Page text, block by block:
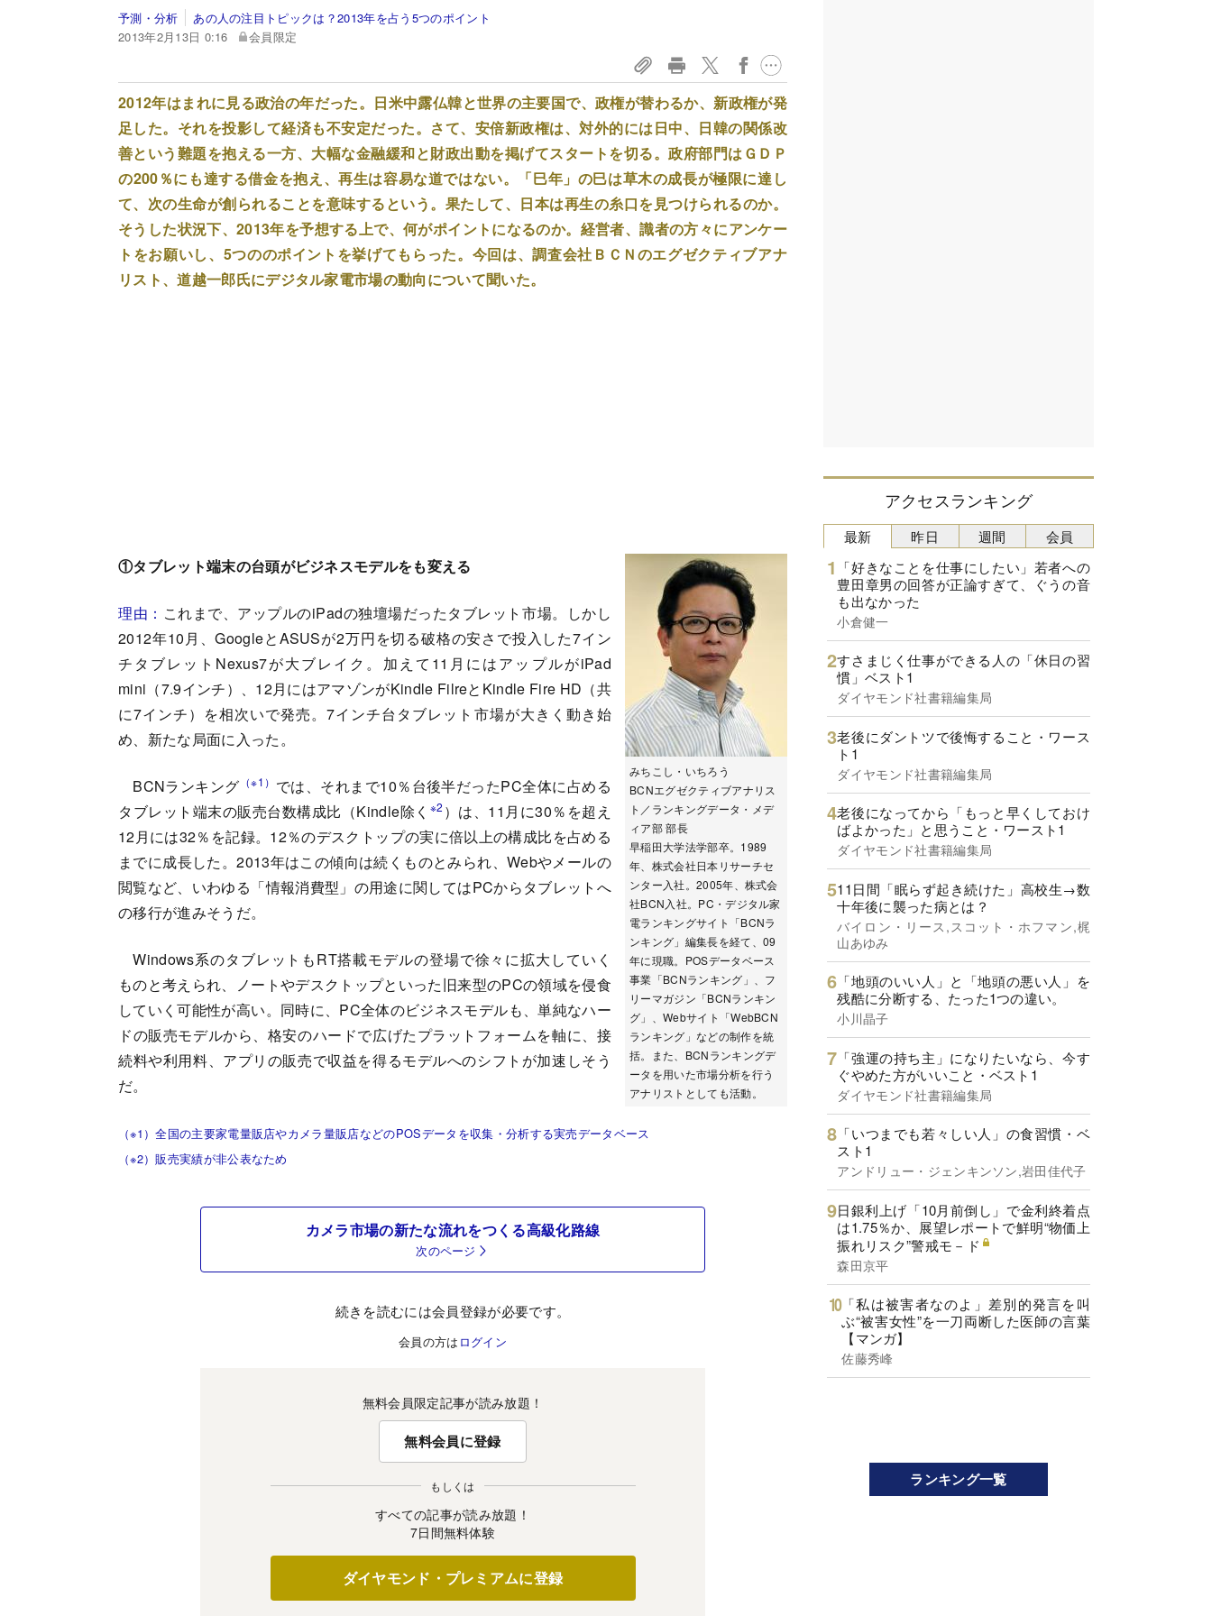
予測・分析
あの人の注目トピックは？2013年を占う5つのポイント
2013年2月13日 0:16
会員限定
2012年はまれに見る政治の年だった。日米中露仏韓と世界の主要国で、政権が替わるか、新政権が発
足した。それを投影して経済も不安定だった。さて、安倍新政権は、対外的には日中、日韓の関係改
善という難題を抱える一方、大幅な金融緩和と財政出動を掲げてスタートを切る。政府部門はＧＤＰ
の200％にも達する借金を抱え、再生は容易な道ではない。「巳年」の巳は草木の成長が極限に達し
て、次の生命が創られることを意味するという。果たして、日本は再生の糸口を見つけられるのか。
そうした状況下、2013年を予想する上で、何がポイントになるのか。経営者、識者の方々にアンケー
トをお願いし、5つののポイントを挙げてもらった。今回は、調査会社ＢＣＮのエグゼクティブアナ
リスト、道越一郎氏にデジタル家電市場の動向について聞いた。
みちこし・いちろう
BCNエグゼクティブアナリス
ト／ランキングデータ・メデ
ィア部 部長
早稲田大学法学部卒。1989
年、株式会社日本リサーチセ
ンター入社。2005年、株式会
社BCN入社。PC・デジタル家
電ランキングサイト「BCNラ
ンキング」編集長を経て、09
年に現職。POSデータベース
事業「BCNランキング」、フ
リーマガジン「BCNランキン
グ」、Webサイト「WebBCN
ランキング」などの制作を統
括。また、BCNランキングデ
ータを用いた市場分析を行う
アナリストとしても活動。
①タブレット端末の台頭がビジネスモデルをも変える
理由： これまで、アップルのiPadの独壇場だったタブレット市場。しかし
2012年10月、GoogleとASUSが2万円を切る破格の安さで投入した7イン
チタブレットNexus7が大ブレイク。加えて11月にはアップルがiPad
mini（7.9インチ）、12月にはアマゾンがKindle FilreとKindle Fire HD（共
に7インチ）を相次いで発売。7インチ台タブレット市場が大きく動き始
め、新たな局面に入った。
BCNランキング （※1） では、それまで10％台後半だったPC全体に占める
タブレット端末の販売台数構成比（Kindle除く ※2 ）は、11月に30％を超え
12月には32％を記録。12％のデスクトップの実に倍以上の構成比を占める
までに成長した。2013年はこの傾向は続くものとみられ、Webやメールの
閲覧など、いわゆる「情報消費型」の用途に関してはPCからタブレットへ
の移行が進みそうだ。
Windows系のタブレットもRT搭載モデルの登場で徐々に拡大していく
ものと考えられ、ノートやデスクトップといった旧来型のPCの領域を侵食
していく可能性が高い。同時に、PC全体のビジネスモデルも、単純なハー
ドの販売モデルから、格安のハードで広げたプラットフォームを軸に、接
続料や利用料、アプリの販売で収益を得るモデルへのシフトが加速しそう
だ。
（※1）全国の主要家電量販店やカメラ量販店などのPOSデータを収集・分析する実売データベース
（※2）販売実績が非公表なため
カメラ市場の新たな流れをつくる高級化路線
次のページ
続きを読むには会員登録が必要です。
会員の方は ログイン
無料会員限定記事が読み放題！
無料会員に登録
もしくは
すべての記事が読み放題！
7日間無料体験
ダイヤモンド・プレミアムに登録
アクセスランキング
最新
「好きなことを仕事にしたい」若者への
豊田章男の回答が正論すぎて、ぐうの音
も出なかった
小倉健一
すさまじく仕事ができる人の「休日の習
慣」ベスト1
ダイヤモンド社書籍編集局
老後にダントツで後悔すること・ワース
ト1
ダイヤモンド社書籍編集局
老後になってから「もっと早くしておけ
ばよかった」と思うこと・ワースト1
ダイヤモンド社書籍編集局
11日間「眠らず起き続けた」高校生→数
十年後に襲った病とは？
バイロン・リース,スコット・ホフマン,梶
山あゆみ
「地頭のいい人」と「地頭の悪い人」を
残酷に分断する、たった1つの違い。
小川晶子
「強運の持ち主」になりたいなら、今す
ぐやめた方がいいこと・ベスト1
ダイヤモンド社書籍編集局
「いつまでも若々しい人」の食習慣・ベ
スト1
アンドリュー・ジェンキンソン,岩田佳代子
日銀利上げ「10月前倒し」で金利終着点
は1.75％か、展望レポートで鮮明“物価上
振れリスク”警戒モ－ド
森田京平
「私は被害者なのよ」差別的発言を叫
ぶ“被害女性”を一刀両断した医師の言葉
【マンガ】
佐藤秀峰
昨日 週間 会員
ランキング一覧